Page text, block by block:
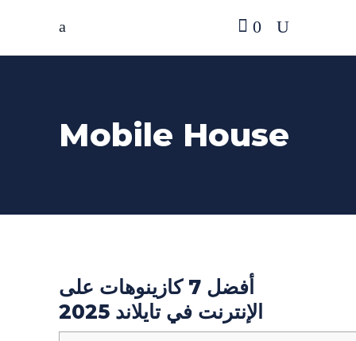
0
Mobile House
أفضل 7 كازينوهات على
الإنترنت في تايلاند 2025